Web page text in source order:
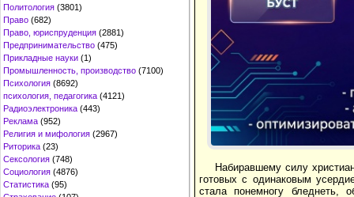
Политология (3801)
Право (682)
Право, юриспруденция (2881)
Предпринимательство (475)
Прикладные науки (1)
Промышленность, производство (7100)
Психология (8692)
психология, педагогика (4121)
Радиоэлектроника (443)
Реклама (952)
Религия и мифология (2967)
Риторика (23)
Сексология (748)
Социология (4876)
Статистика (95)
Набиравшему силу
готовых с одинаковым
стала понемногу бледнеть,